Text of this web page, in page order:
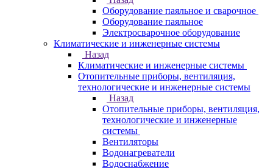
Оборудование паяльное и сварочное
Оборудование паяльное
Электросварочное оборудование
Климатические и инженерные системы
Назад
Климатические и инженерные системы
Отопительные приборы, вентиляция,
технологические и инженерные системы
Назад
Отопительные приборы, вентиляция,
технологические и инженерные
системы
Вентиляторы
Водонагреватели
Водоснабжение